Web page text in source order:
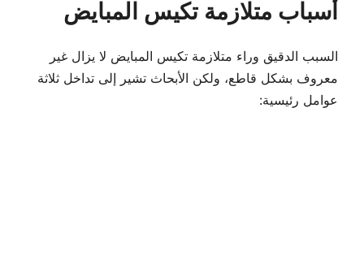
أسباب متلازمة تكيس المبايض
السبب الدقيق وراء متلازمة تكيس المبايض لا يزال غير
معروف بشكل قاطع، ولكن الأبحاث تشير إلى تداخل ثلاثة
عوامل رئيسية: